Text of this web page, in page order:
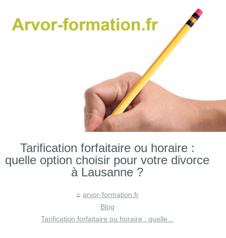
Tarification forfaitaire ou horaire :
quelle option choisir pour votre divorce
à Lausanne ?
arvor-formation.fr
Blog
Tarification forfaitaire ou horaire : quelle...